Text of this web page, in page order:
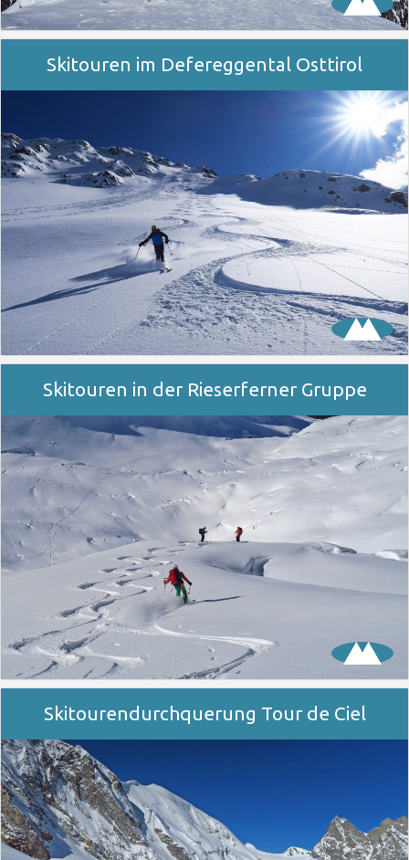
Skitouren im Defereggental Osttirol
Skitouren in der Rieserferner Gruppe
Skitourendurchquerung Tour de Ciel